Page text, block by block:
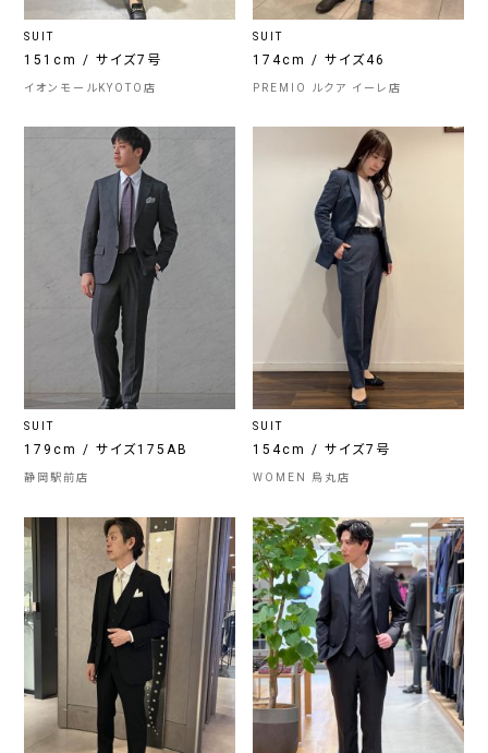
SUIT
151cm / サイズ7号
イオンモールKYOTO店
SUIT
174cm / サイズ46
PREMIO ルクア イーレ店
SUIT
179cm / サイズ175AB
静岡駅前店
SUIT
154cm / サイズ7号
WOMEN 烏丸店